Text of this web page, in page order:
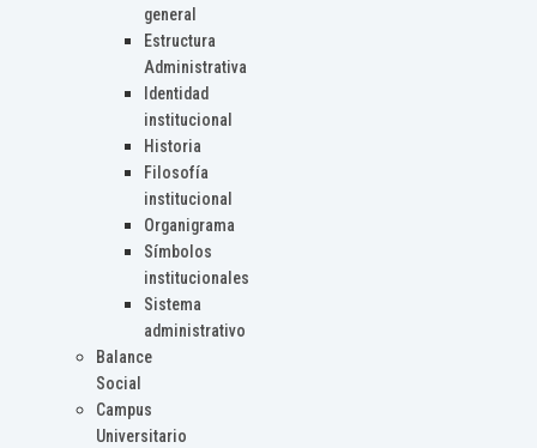
general
Estructura
Administrativa
Identidad
institucional
Historia
Filosofía
institucional
Organigrama
Símbolos
institucionales
Sistema
administrativo
Balance
Social
Campus
Universitario